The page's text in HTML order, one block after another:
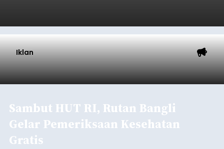
Iklan
Sambut HUT RI, Rutan Bangli
Gelar Pemeriksaan Kesehatan
Gratis